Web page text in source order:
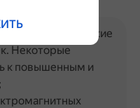
оптические
Некоторые
к повышенным и